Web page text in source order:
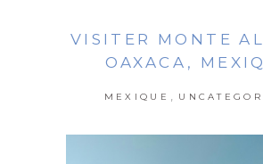
VISITER MONTE
OAXACA,
MEXIQUE ,